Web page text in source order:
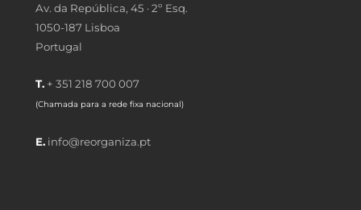
Av. da República, 45 · 2º Esq.
1050-187 Lisboa
Portugal
T. + 351 218 700 007
(Chamada para a rede fixa nacional)
E. info@reorganiza.pt